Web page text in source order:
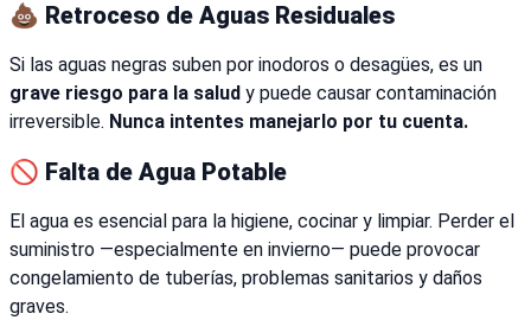
💩 Retroceso de Aguas Residuales
Si las aguas negras suben por inodoros o desagües, es un
grave riesgo para la salud y puede causar contaminación
irreversible. Nunca intentes manejarlo por tu cuenta.
🚫 Falta de Agua Potable
El agua es esencial para la higiene, cocinar y limpiar. Perder el
suministro —especialmente en invierno— puede provocar
congelamiento de tuberías, problemas sanitarios y daños
graves.